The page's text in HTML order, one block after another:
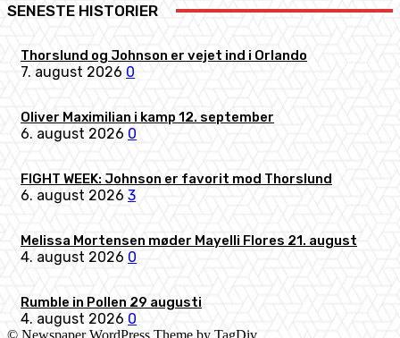
SENESTE HISTORIER
Thorslund og Johnson er vejet ind i Orlando
7. august 2026 0
Oliver Maximilian i kamp 12. september
6. august 2026 0
FIGHT WEEK: Johnson er favorit mod Thorslund
6. august 2026 3
Melissa Mortensen møder Mayelli Flores 21. august
4. august 2026 0
Rumble in Pollen 29 augusti
4. august 2026 0
© Newspaper WordPress Theme by TagDiv